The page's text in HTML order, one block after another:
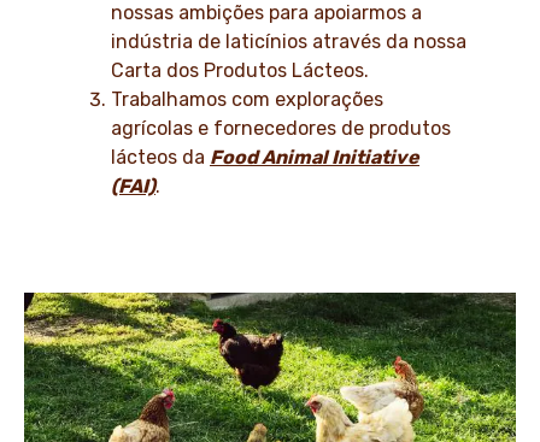
nossas ambições para apoiarmos a
indústria de laticínios através da nossa
Carta dos Produtos Lácteos.
Trabalhamos com explorações
agrícolas e fornecedores de produtos
lácteos da Food Animal Initiative
(FAI).